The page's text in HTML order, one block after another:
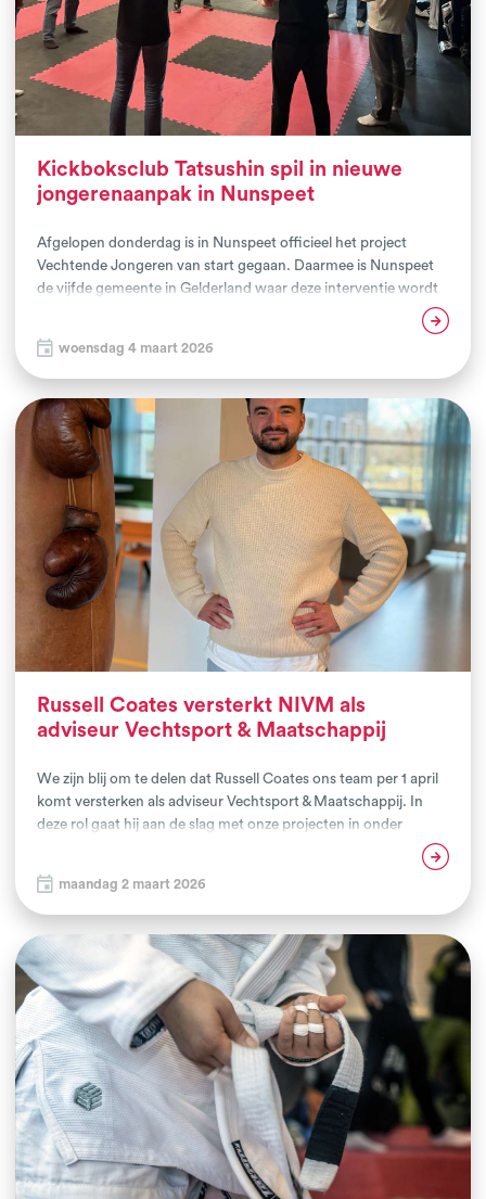
Kickboksclub Tatsushin spil in nieuwe
jongerenaanpak in Nunspeet
Afgelopen donderdag is in Nunspeet officieel het project
Vechtende Jongeren van start gegaan. Daarmee is Nunspeet
de vijfde gemeente in Gelderland waar deze interventie wordt
samenwerking met lokale vechtsportclubs, gemeente en
partners uit het sociale domein.
woensdag 4 maart 2026
Russell Coates versterkt NIVM als
adviseur Vechtsport & Maatschappij
We zijn blij om te delen dat Russell Coates ons team per 1 april
komt versterken als adviseur Vechtsport & Maatschappij. In
deze rol gaat hij aan de slag met onze projecten in onder
andere Den Haag en Vlissingen, waar hij clubs, gemeenten en
partners uit het sociale domein met elkaar verbindt. Met zijn
energie, pedagogische blik en ervaring in clubondersteuning
bouwen we verder aan sterke vechtsportclubs en aan kansen
voor jongeren die een extra steuntje in de rug kunnen
gebruiken.
maandag 2 maart 2026